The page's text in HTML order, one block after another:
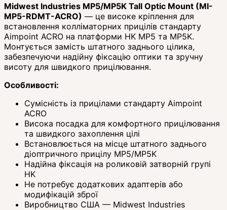
Midwest Industries MP5/MP5K Tall Optic Mount (MI-
MP5-RDMT-ACRO) — це високе кріплення для
встановлення колліматорних прицілів стандарту
Aimpoint ACRO на платформи HK MP5 та MP5K.
Монтується замість штатного заднього цілика,
забезпечуючи надійну фіксацію оптики та зручну
висоту для швидкого прицілювання.
Особливості:
Сумісність із прицілами стандарту Aimpoint
ACRO
Висока посадка для комфортного прицілювання
та швидкого захоплення цілі
Встановлюється на місце штатного заднього
діоптричного прицілу MP5/MP5K
Надійна фіксація на роликовій затворній групі
HK
Не потребує додаткових адаптерів або
модифікацій зброї
Виробництво США — Midwest Industries